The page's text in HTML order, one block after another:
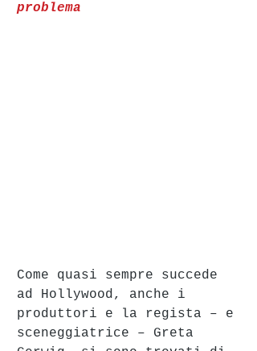
problema
Come quasi sempre succede
ad Hollywood, anche i
produttori e la regista – e
sceneggiatrice – Greta